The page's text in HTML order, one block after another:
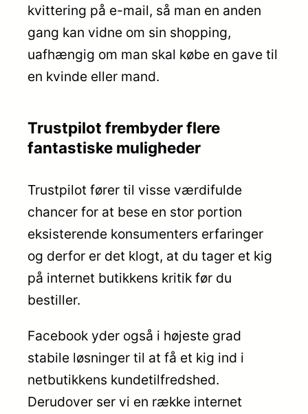
kvittering på e-mail, så man en anden
gang kan vidne om sin shopping,
uafhængig om man skal købe en gave til
en kvinde eller mand.
Trustpilot frembyder flere
fantastiske muligheder
Trustpilot fører til visse værdifulde
chancer for at bese en stor portion
eksisterende konsumenters erfaringer
og derfor er det klogt, at du tager et kig
på internet butikkens kritik før du
bestiller.
Facebook yder også i højeste grad
stabile løsninger til at få et kig ind i
netbutikkens kundetilfredshed.
Derudover ser vi en række internet